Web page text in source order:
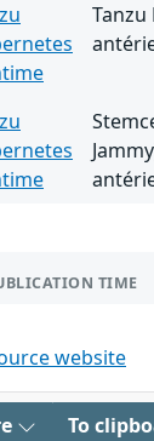
Tanzu
TIME
website
To